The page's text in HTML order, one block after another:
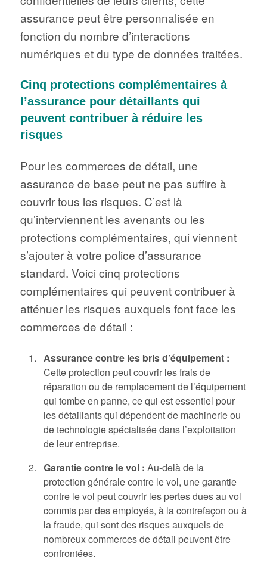
assurance peut être personnalisée en
fonction du nombre d’interactions
numériques et du type de données traitées.
Cinq protections complémentaires à
l’assurance pour détaillants qui
peuvent contribuer à réduire les
risques
Pour les commerces de détail, une
assurance de base peut ne pas suffire à
couvrir tous les risques. C’est là
qu’interviennent les avenants ou les
protections complémentaires, qui viennent
s’ajouter à votre police d’assurance
standard. Voici cinq protections
complémentaires qui peuvent contribuer à
atténuer les risques auxquels font face les
commerces de détail :
Assurance contre les bris d’équipement :
Cette protection peut couvrir les frais de
réparation ou de remplacement de l’équipement
qui tombe en panne, ce qui est essentiel pour
les détaillants qui dépendent de machinerie ou
de technologie spécialisée dans l’exploitation
de leur entreprise.
Garantie contre le vol : Au-delà de la
protection générale contre le vol, une garantie
contre le vol peut couvrir les pertes dues au vol
commis par des employés, à la contrefaçon ou à
la fraude, qui sont des risques auxquels de
nombreux commerces de détail peuvent être
confrontées.